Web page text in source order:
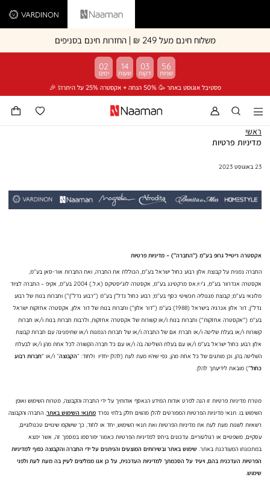
Vardinon Naaman
משלוח חינם מעל 249 ₪ | החזרות חינם בסניפים
פסטיבל אוגוסט באתר 🥳 50% הנחה + אקסטרה 25% על היתרה! 🎉
02 14 03 55
ראשי
מדיניות פרטיות
23 באוגוסט 2023
אקסטרה ריטייל גרופ בע"מ ("החברה") – מדיניות פרטיות
החברה נמנית על קבוצת אלון רבוע כחול ישראל בע"מ, הכוללת את החברה, ואת החברות אור-סאן בע"מ,
אקסטרה אנדרוור בע"מ, ג'י.יו.אס מרקטינג בע"מ, אקסטרה לוג'יסטיקס (א.ל.) 2004 בע"מ, אקיפ – החברה לציוד
מלונאי בע"מ; קבוצת מגנוליה תכשיטי כסף בע"מ; רבוע כחול נדל"ן בע"מ ("רבוע נדל"ן") וחברות בנות של רבוע
נדל"ן, דור אלון אנרגיה בישראל (1988) בע"מ ("דור אלון") וחברות בנות של דור אלון, אקסטרה אחזקות ישראל
בע"מ ("אקסטרה אחזקות") וחברות בנות ו/או קשורות של אקסטרה אחזקות, ולרבות חברות בנות ו/או חברות
קשורות ו/או בעלת שליטה ו/או חברת אם של החברה ו/או של חברות הנמנות ו/או שתימנינה עם חברות קבוצת
אלון רבוע כחול ישראל בע"מ ו/או עם בעלת השליטה בה ו/או עם כל חברה הקשורה לכל אחת מהן ו/או לבעלת
השליטה בהן, וכן מותגים של כל אחת מהן, כפי שיהיו מעת לעת (להלן יחדיו ולחוד: ״הקבוצה״ ו/או "חברות רבוע
כחול") מובאת לידיעתך להלן.
מטרת מדיניות פרטיות זו הנה לפרט אודות המידע הנאסף אודותיך על ידי החברה והקבוצה, מטרות השימוש ואופן
השימוש בו. תנאי מדיניות הפרטיות המפורטים להלן מהווים חלק בלתי נפרד מתנאי השימוש באתר . החברה והקבוצה
רשאיות לשנות מעת לעת את מדיניות הפרטיות ואת תנאי השימוש, יחד או לחוד, כך שישקפו שינויים טכנולוגיים,
עסקיים, משפטיים או רגולטוריים. עדכונים ביחס למדיניות הפרטיות כאמור יפורסמו במסמך זה, אשר ימצא
במתכונתו המעודכנת באתר. שימוש באתר ובשירותים המוצעים והניתנים על ידי החברה והקבוצה כפוף למדיניות
הפרטיות העדכנית בהם, ויעיד על הסכמתך למדיניות העדכנית, על כן אנו ממליצים לעיין בה מעת לעת ולפני
שימוש.